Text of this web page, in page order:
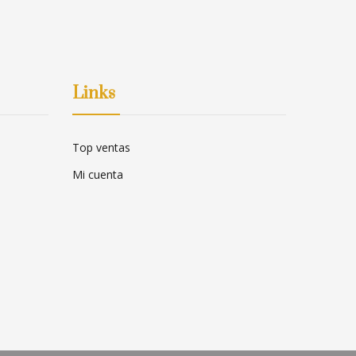
Links
Top ventas
Mi cuenta